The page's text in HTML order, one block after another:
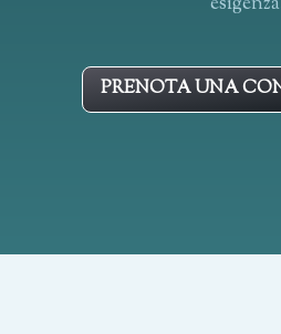
PRENOTA UNA